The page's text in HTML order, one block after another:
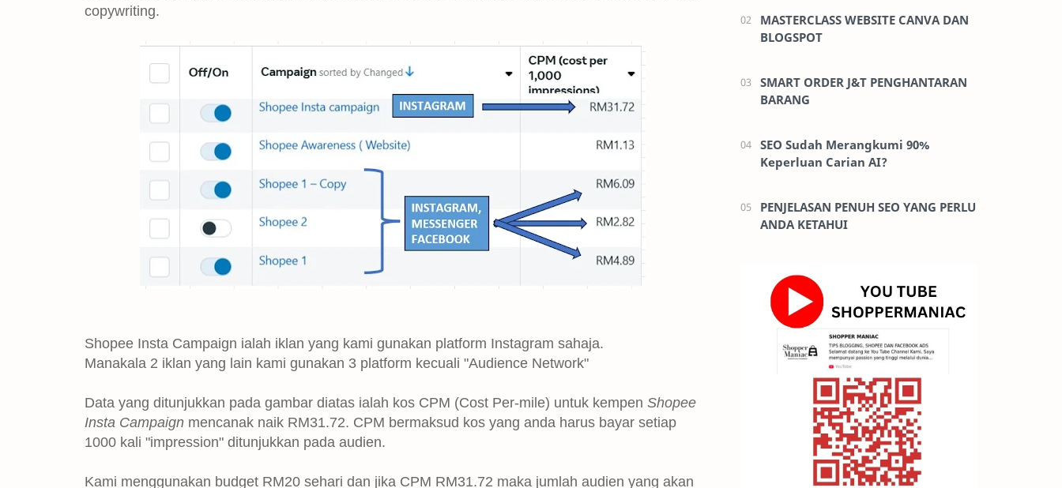
copywriting.
Shopee Insta Campaign ialah iklan yang kami gunakan platform Instagram sahaja.
Manakala 2 iklan yang lain kami gunakan 3 platform kecuali "Audience Network"
Data yang ditunjukkan pada gambar diatas ialah kos CPM (Cost Per-mile) untuk kempen Shopee
Insta Campaign mencanak naik RM31.72. CPM bermaksud kos yang anda harus bayar setiap
1000 kali "impression" ditunjukkan pada audien.
Kami menggunakan budget RM20 sehari dan jika CPM RM31.72 maka jumlah audien yang akan
MASTERCLASS WEBSITE CANVA DAN
BLOGSPOT
SMART ORDER J&T PENGHANTARAN
BARANG
SEO Sudah Merangkumi 90%
Keperluan Carian AI?
PENJELASAN PENUH SEO YANG PERLU
ANDA KETAHUI